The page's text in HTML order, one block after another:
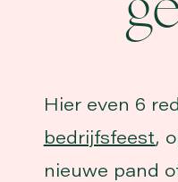
Hier even 6
bedrijfsfeest,
nieuwe pand